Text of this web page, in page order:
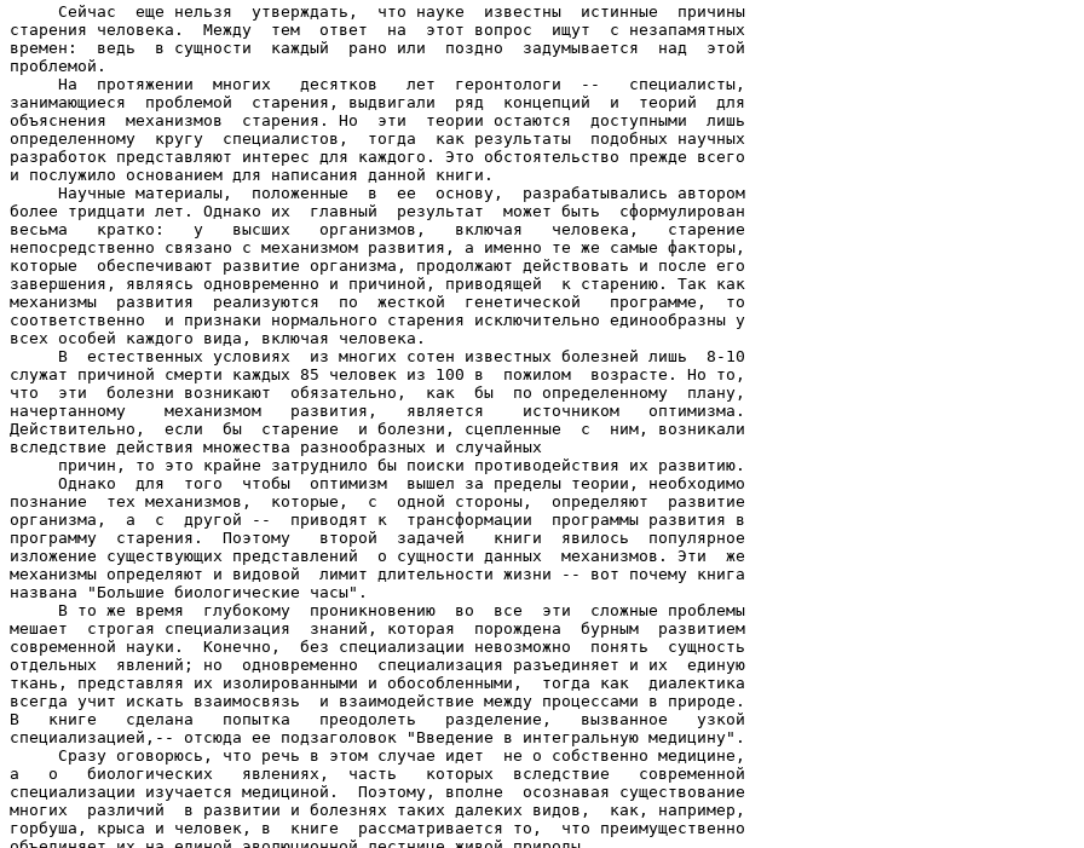
     Сейчас  еще нельзя  утверждать,  что науке  известны  истинные  причины
старения человека.  Между  тем  ответ  на  этот вопрос  ищут  с незапамятных
времен:  ведь  в сущности  каждый  рано или  поздно  задумывается  над  этой
проблемой.
     На  протяжении  многих   десятков   лет  геронтологи  --   специалисты,
занимающиеся  проблемой  старения, выдвигали  ряд  концепций  и  теорий  для
объяснения  механизмов  старения. Но  эти  теории остаются  доступными  лишь
определенному  кругу  специалистов,  тогда  как результаты  подобных научных
разработок представляют интерес для каждого. Это обстоятельство прежде всего
и послужило основанием для написания данной книги.
     Научные материалы,  положенные  в  ее  основу,  разрабатывались автором
более тридцати лет. Однако их  главный  результат  может быть  сформулирован
весьма   кратко:   у   высших   организмов,   включая   человека,   старение
непосредственно связано с механизмом развития, а именно те же самые факторы,
которые  обеспечивают развитие организма, продолжают действовать и после его
завершения, являясь одновременно и причиной, приводящей  к старению. Так как
механизмы  развития  реализуются  по  жесткой  генетической   программе,  то
соответственно  и признаки нормального старения исключительно единообразны у
всех особей каждого вида, включая человека.
     В  естественных условиях  из многих сотен известных болезней лишь  8-10
служат причиной смерти каждых 85 человек из 100 в  пожилом  возрасте. Но то,
что  эти  болезни возникают  обязательно,  как  бы  по определенному  плану,
начертанному    механизмом   развития,   является    источником   оптимизма.
Действительно,  если  бы  старение  и болезни, сцепленные  с  ним, возникали
вследствие действия множества разнообразных и случайных
     причин, то это крайне затруднило бы поиски противодействия их развитию.
     Однако  для  того  чтобы  оптимизм  вышел за пределы теории, необходимо
познание  тех механизмов,  которые,  с  одной стороны,  определяют  развитие
организма,  а  с  другой --  приводят к  трансформации  программы развития в
программу  старения.  Поэтому   второй  задачей   книги  явилось  популярное
изложение существующих представлений  о сущности данных  механизмов. Эти  же
механизмы определяют и видовой  лимит длительности жизни -- вот почему книга
названа "Большие биологические часы".
     В то же время  глубокому  проникновению  во  все  эти  сложные проблемы
мешает  строгая специализация  знаний, которая  порождена  бурным  развитием
современной науки.  Конечно,  без специализации невозможно  понять  сущность
отдельных  явлений; но  одновременно  специализация разъединяет и их  единую
ткань, представляя их изолированными и обособленными,  тогда как  диалектика
всегда учит искать взаимосвязь  и взаимодействие между процессами в природе.
В   книге   сделана   попытка   преодолеть   разделение,   вызванное   узкой
специализацией,-- отсюда ее подзаголовок "Введение в интегральную медицину".
     Сразу оговорюсь, что речь в этом случае идет  не о собственно медицине,
а   о   биологических   явлениях,  часть   которых  вследствие   современной
специализации изучается медициной.  Поэтому, вполне  осознавая существование
многих  различий  в развитии и болезнях таких далеких видов,  как, например,
горбуша, крыса и человек, в  книге  рассматривается то,  что преимущественно